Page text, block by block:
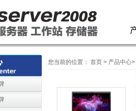
您当前的位置： 首页 > 产品中心>